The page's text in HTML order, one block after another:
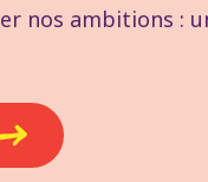
nos ambitions :